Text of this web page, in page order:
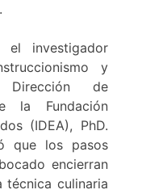
investigador
y
Dirección de
la Fundación
(IDEA), PhD.
que los pasos
encierran
técnica culinaria